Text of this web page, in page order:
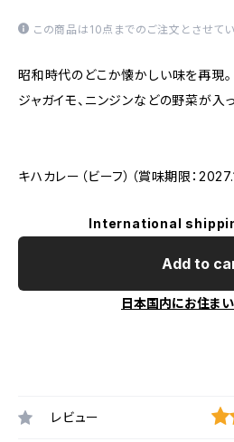
この商品は10点までのご注文とさせてい
昭和時代のどこか懐かしい味を再現。
ジャガイモ、ニンジンなどの野菜が入
キハカレー（ビーフ）（賞味期限：
International
Add to
日本国内にお住ま
レビュー